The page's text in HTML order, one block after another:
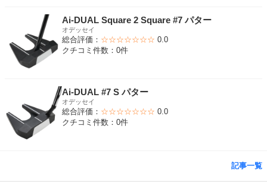
Ai-DUAL Square 2 Square #7 パター
オデッセイ
総合評価： ☆☆☆☆☆☆☆ 0.0
クチコミ件数：0件
Ai-DUAL #7 S パター
オデッセイ
総合評価： ☆☆☆☆☆☆☆ 0.0
クチコミ件数：0件
記事一覧